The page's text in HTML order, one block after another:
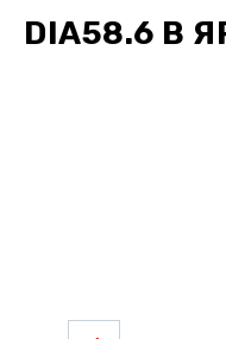
DIA58.6 В